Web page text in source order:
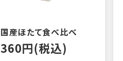
国産ほたて食べ比べ
360円(税込)